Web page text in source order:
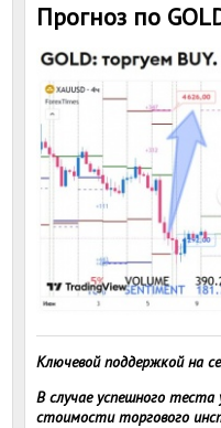
Прогноз по
Ключевой поддержкой на
В случае успешного теста
стоимости торгового